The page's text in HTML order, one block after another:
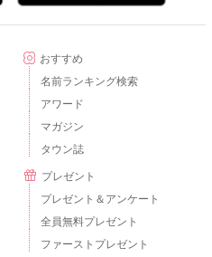
おすすめ
名前ランキング検索
アワード
マガジン
タウン誌
プレゼント
プレゼント＆アンケート
全員無料プレゼント
ファーストプレゼント